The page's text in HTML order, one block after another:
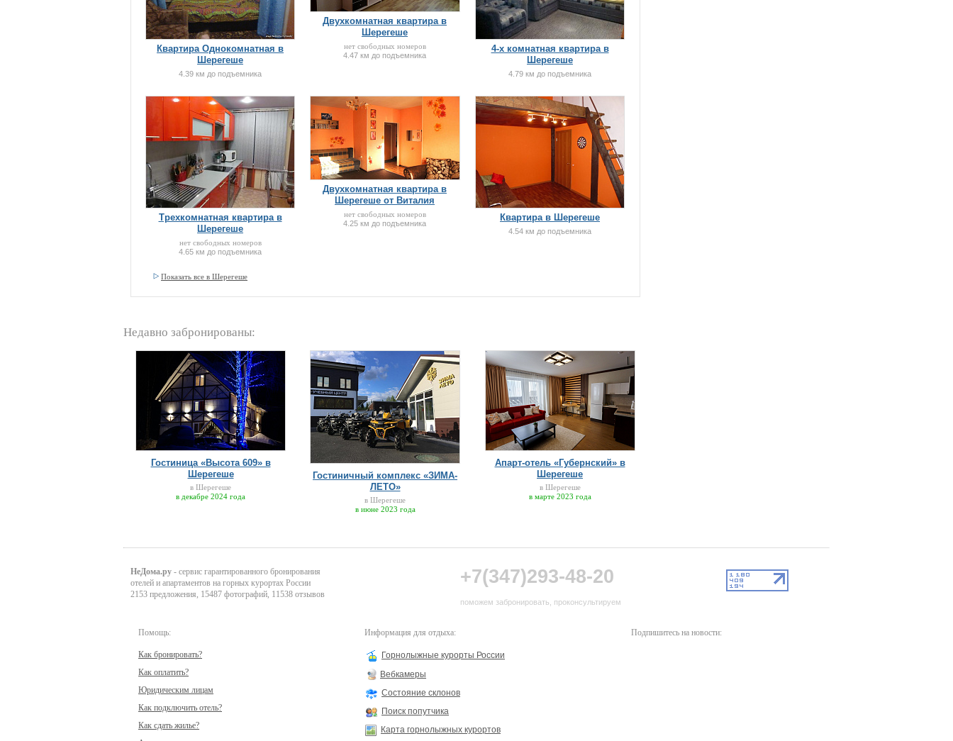
Квартира Однокомнатная в
Шерегеше
4.39 км до подъемника
Двухкомнатная квартира в
Шерегеше
нет свободных номеров
4.47 км до подъемника
4-х комнатная квартира в
Шерегеше
4.79 км до подъемника
Трехкомнатная квартира в
Шерегеше
нет свободных номеров
4.65 км до подъемника
Двухкомнатная квартира в
Шерегеше от Виталия
нет свободных номеров
4.25 км до подъемника
Квартира в Шерегеше
4.54 км до подъемника
Показать все в Шерегеше
Недавно забронированы:
Гостиница «Высота 609» в
Шерегеше
в Шерегеше
в декабре 2024 года
Гостиничный комплекс «ЗИМА-
ЛЕТО»
в Шерегеше
в июне 2023 года
Апарт-отель «Губернский» в
Шерегеше
в Шерегеше
в марте 2023 года
НеДома.ру - сервис гарантированного бронирования
отелей и апартаментов на горных курортах России
2153 предложения, 15487 фотографий, 11538 отзывов
+7(347)293-48-20
поможем забронировать, проконсультируем
Помощь:
Как бронировать?
Как оплатить?
Юридическим лицам
Как подключить отель?
Как сдать жилье?
Информация для отдыха:
Горнолыжные курорты России
Вебкамеры
Состояние склонов
Поиск попутчика
Карта горнолыжных курортов
Подпишитесь на новости: